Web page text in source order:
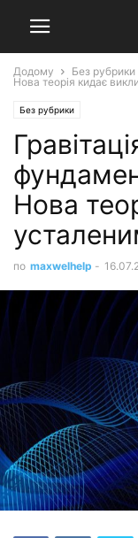
Додому Без рубрики
Нова теорія кидає
Без рубрики
Нова
по maxwelhelp -